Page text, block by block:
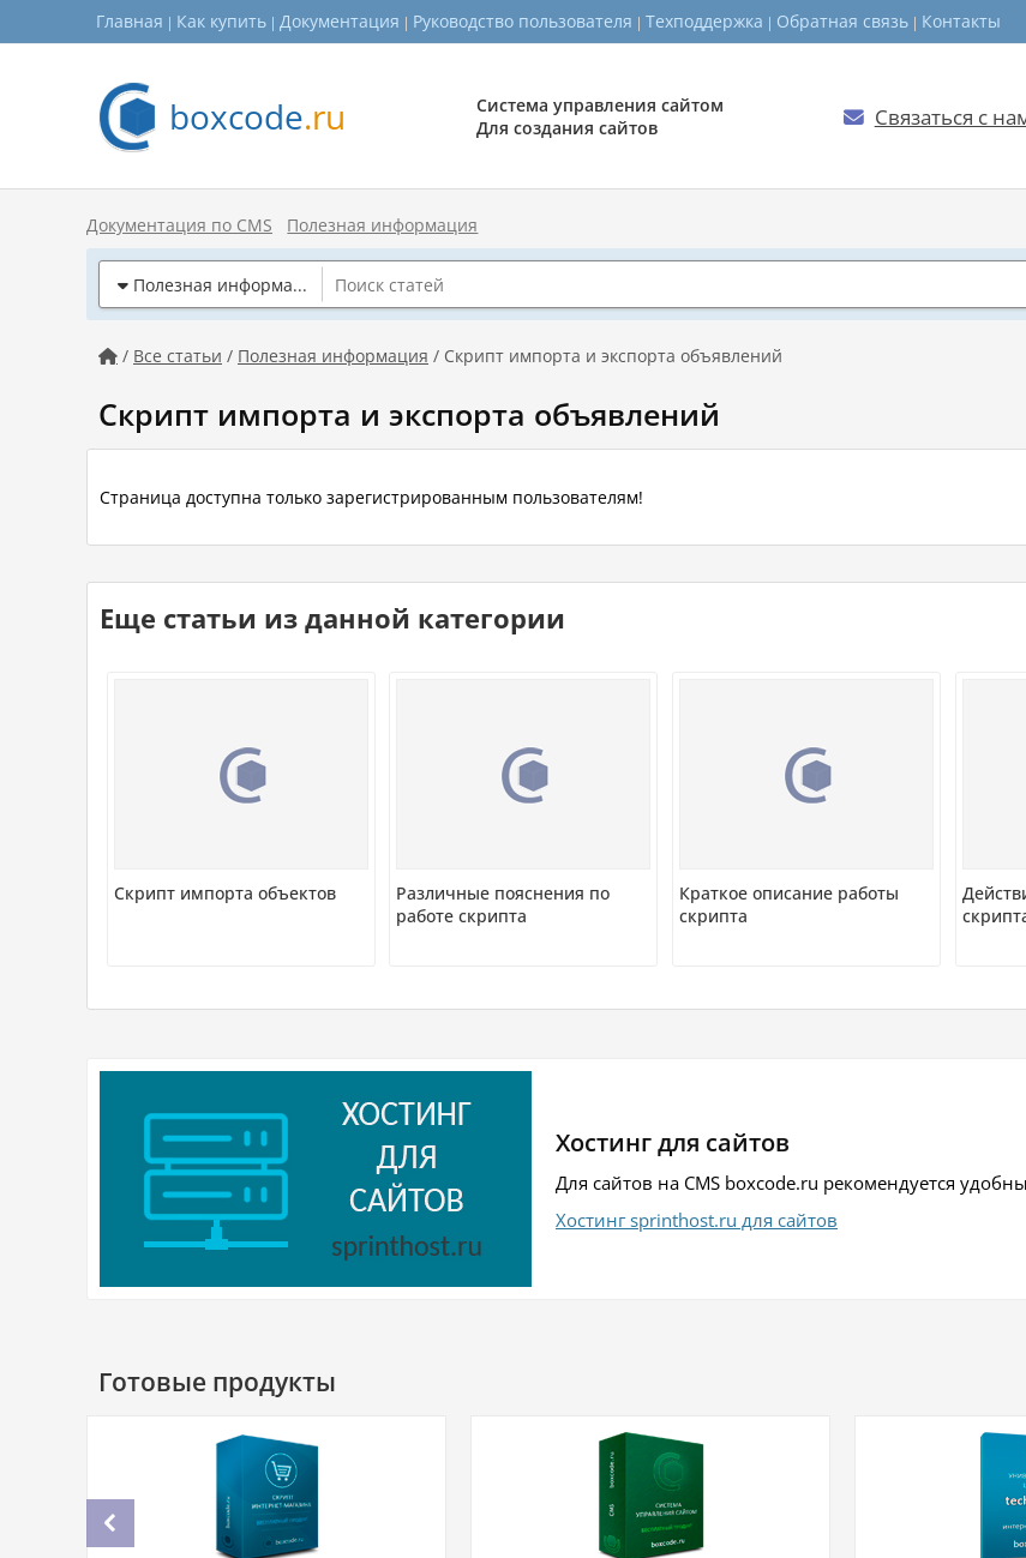
Главная Как купить Документация Руководство пользователя Техподдержка Обратная связь Контакты
boxcode.ru
Система управления сайтом
Для создания сайтов
 Связаться с
Документация по CMS Полезная информация
 Полезная информация
 / Все статьи / Полезная информация / Скрипт импорта и экспорта объявлений
Скрипт импорта и экспорта объявлений
Страница доступна только зарегистрированным пользователям!
Еще статьи из данной категории
Скрипт импорта объектов
Различные пояснения по
работе скрипта
Краткое описание работы
скрипта
Хостинг для сайтов
Для сайтов на CMS boxcode.ru рекомендуется
Хостинг sprinthost.ru для сайтов
Готовые продукты